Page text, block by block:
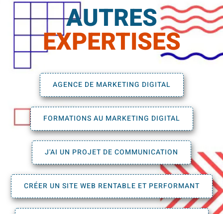
AUTRES
EXPERTISES
AGENCE DE MARKETING DIGITAL
FORMATIONS AU MARKETING DIGITAL
J'AI UN PROJET DE COMMUNICATION
CRÉER UN SITE WEB RENTABLE ET PERFORMANT